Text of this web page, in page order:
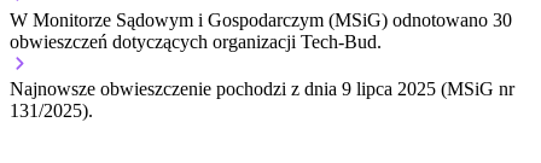
W Monitorze Sądowym i Gospodarczym (MSiG) odnotowano 30
obwieszczeń dotyczących organizacji Tech-Bud.
Najnowsze obwieszczenie pochodzi z dnia 9 lipca 2025 (MSiG nr
131/2025).